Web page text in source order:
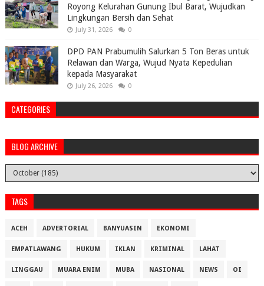
Royong Kelurahan Gunung Ibul Barat, Wujudkan
Lingkungan Bersih dan Sehat
July 31, 2026 0
DPD PAN Prabumulih Salurkan 5 Ton Beras untuk
Relawan dan Warga, Wujud Nyata Kepedulian
kepada Masyarakat
July 26, 2026 0
CATEGORIES
BLOG ARCHIVE
TAGS
ACEH ADVERTORIAL BANYUASIN EKONOMI
EMPATLAWANG HUKUM IKLAN KRIMINAL LAHAT
LINGGAU MUARA ENIM MUBA NASIONAL NEWS OI